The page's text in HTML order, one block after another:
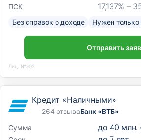
ПСК 17,137% –
Без справок о доходе Нужен только
Отправить
Лиц. №902
Кредит «Наличными»
264 отзываБанк «ВТБ»
Сумма
до 40 млн.